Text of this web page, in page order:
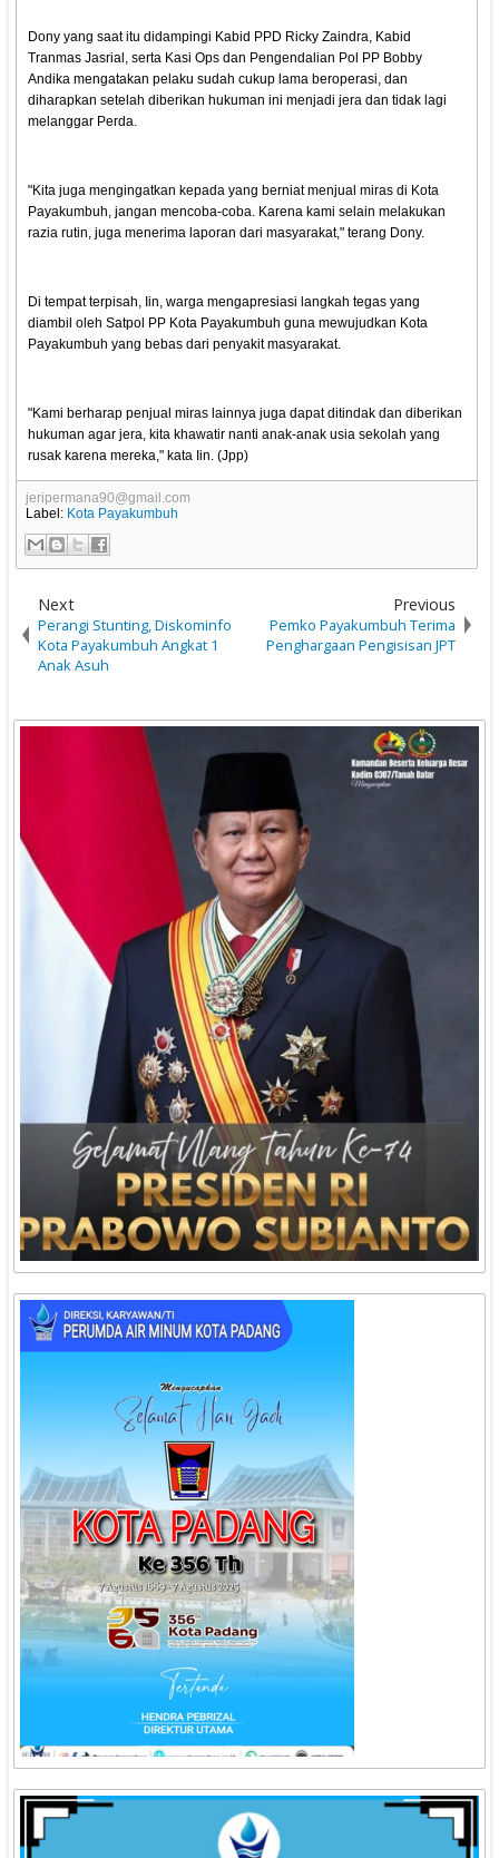
Dony yang saat itu didampingi Kabid PPD Ricky Zaindra, Kabid
Tranmas Jasrial, serta Kasi Ops dan Pengendalian Pol PP Bobby
Andika mengatakan pelaku sudah cukup lama beroperasi, dan
diharapkan setelah diberikan hukuman ini menjadi jera dan tidak lagi
melanggar Perda.
"Kita juga mengingatkan kepada yang berniat menjual miras di Kota
Payakumbuh, jangan mencoba-coba. Karena kami selain melakukan
razia rutin, juga menerima laporan dari masyarakat," terang Dony.
Di tempat terpisah, Iin, warga mengapresiasi langkah tegas yang
diambil oleh Satpol PP Kota Payakumbuh guna mewujudkan Kota
Payakumbuh yang bebas dari penyakit masyarakat.
"Kami berharap penjual miras lainnya juga dapat ditindak dan diberikan
hukuman agar jera, kita khawatir nanti anak-anak usia sekolah yang
rusak karena mereka," kata Iin. (Jpp)
jeripermana90@gmail.com
Label: Kota Payakumbuh
Next
Perangi Stunting, Diskominfo
Kota Payakumbuh Angkat 1
Anak Asuh
Previous
Pemko Payakumbuh Terima
Penghargaan Pengisisan JPT